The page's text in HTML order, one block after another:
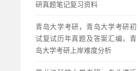
研真题笔记复习资料
青岛大学考研，青岛大学考研初
试复试历年真题及答案汇编，青
岛大学考研上岸难度分析